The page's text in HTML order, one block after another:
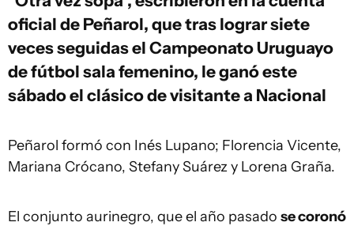
oficial de Peñarol, que tras lograr siete
veces seguidas el Campeonato Uruguayo
de fútbol sala femenino, le ganó este
sábado el clásico de visitante a Nacional
Peñarol formó con Inés Lupano; Florencia Vicente,
Mariana Crócano, Stefany Suárez y Lorena Graña.
El conjunto aurinegro, que el año pasado se coronó